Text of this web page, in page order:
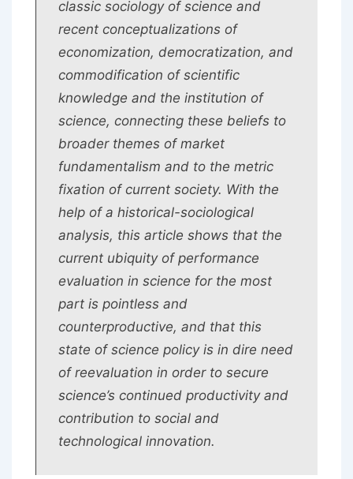
classic sociology of science and
recent conceptualizations of
economization, democratization, and
commodification of scientific
knowledge and the institution of
science, connecting these beliefs to
broader themes of market
fundamentalism and to the metric
fixation of current society. With the
help of a historical-sociological
analysis, this article shows that the
current ubiquity of performance
evaluation in science for the most
part is pointless and
counterproductive, and that this
state of science policy is in dire need
of reevaluation in order to secure
science’s continued productivity and
contribution to social and
technological innovation.